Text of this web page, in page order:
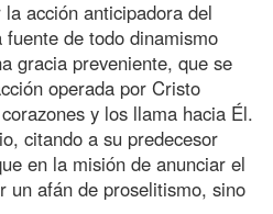
acción anticipadora del
de todo dinamismo
gracia preveniente, que se
operada por Cristo
y los llama hacia Él.
citando a su predecesor
en la misión de anunciar el
un afán de proselitismo, sino